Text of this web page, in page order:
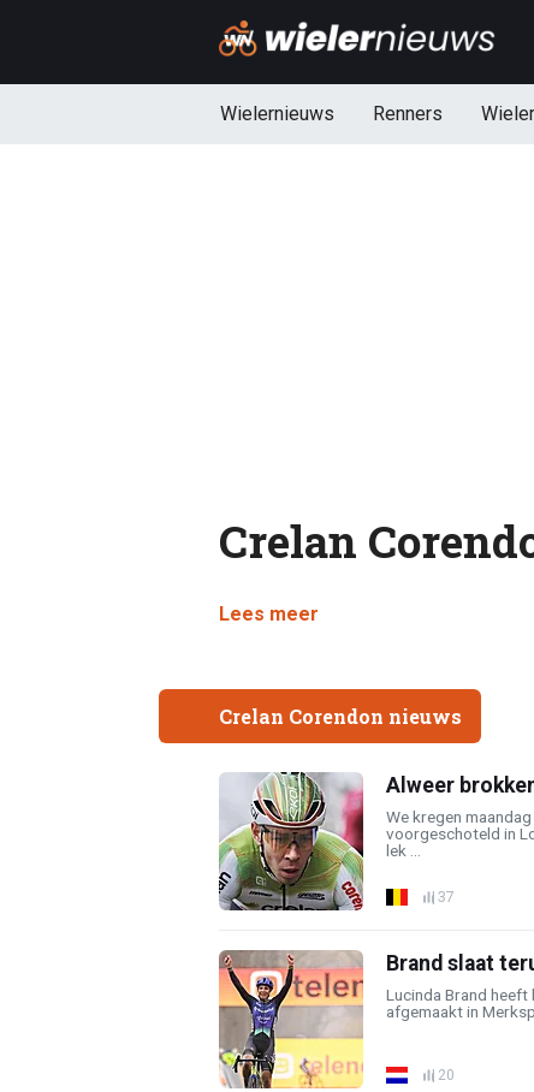
Wielernieuws Renners
Crelan
Lees meer
Crelan Corendon nieuws
Alweer
We kregen
voorgeschoteld in
lek ...
37
Brand slaat
Lucinda Brand heeft
afgemaakt in
20